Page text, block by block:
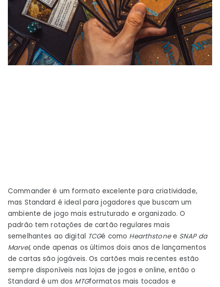
Commander é um formato excelente para criatividade,
mas Standard é ideal para jogadores que buscam um
ambiente de jogo mais estruturado e organizado. O
padrão tem rotações de cartão regulares mais
semelhantes ao digital TCGé como Hearthstonee SNAP da
Marvel, onde apenas os últimos dois anos de lançamentos
de cartas são jogáveis. Os cartões mais recentes estão
sempre disponíveis nas lojas de jogos e online, então o
Standard é um dos MTGformatos mais tocados e